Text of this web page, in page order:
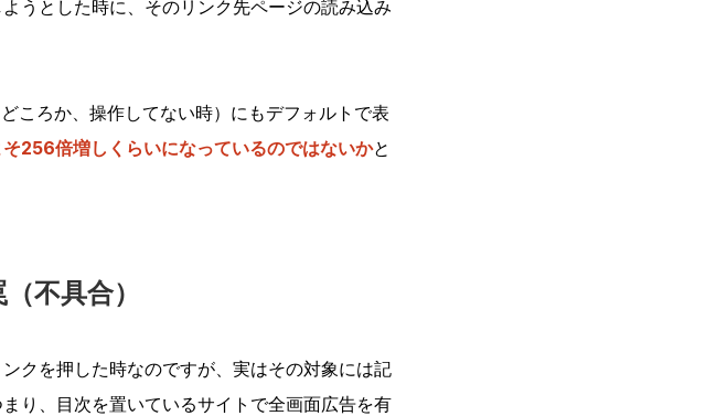
うとした時に、そのリンク先ページの読み込み
ころか、操作してない時）にもデフォルトで表
256倍増しくらいになっているのではないかと
不具合）
クを押した時なのですが、実はその対象には記
り、目次を置いているサイトで全画面広告を有